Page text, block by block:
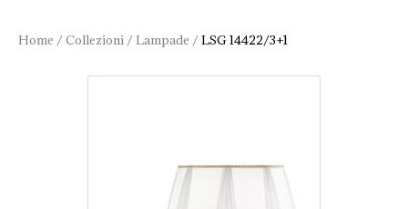
Home /Collezioni /Lampade /LSG 14422/3+1